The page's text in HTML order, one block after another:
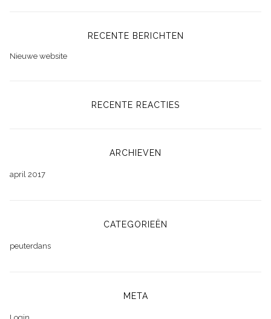
RECENTE BERICHTEN
Nieuwe website
RECENTE REACTIES
ARCHIEVEN
april 2017
CATEGORIEËN
peuterdans
META